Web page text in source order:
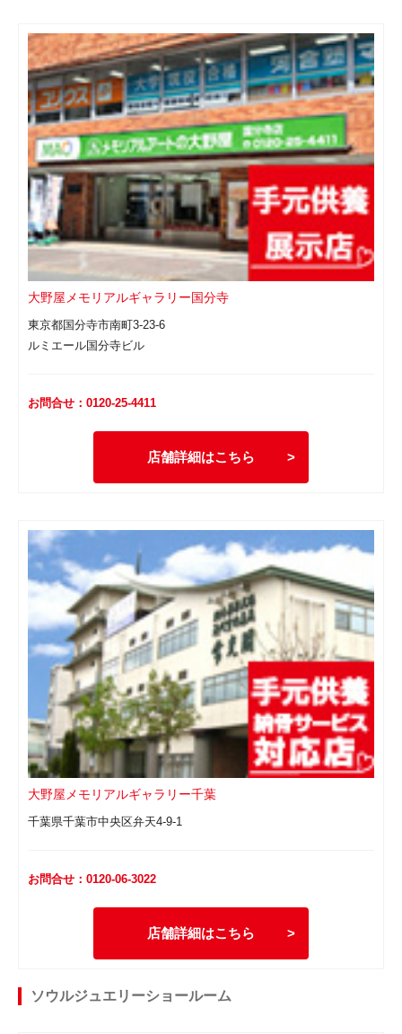
大野屋メモリアルギャラリー国分寺
東京都国分寺市南町3-23-6
ルミエール国分寺ビル
お問合せ：0120-25-4411
店舗詳細はこちら
大野屋メモリアルギャラリー千葉
千葉県千葉市中央区弁天4-9-1
お問合せ：0120-06-3022
店舗詳細はこちら
ソウルジュエリーショールーム